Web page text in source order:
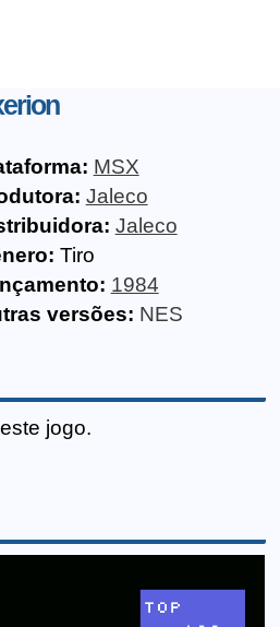
MSX
Jaleco
Jaleco
Tiro
1984
versões: NES
jogo.